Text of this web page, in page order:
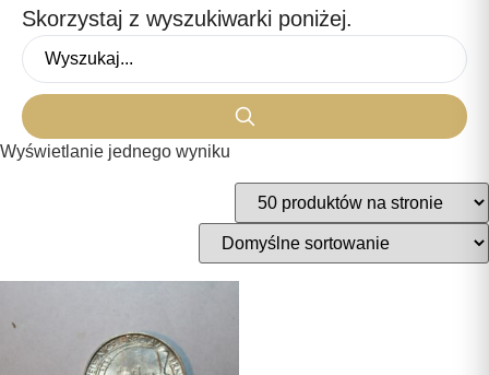
Skorzystaj z wyszukiwarki poniżej.
Wyświetlanie jednego wyniku